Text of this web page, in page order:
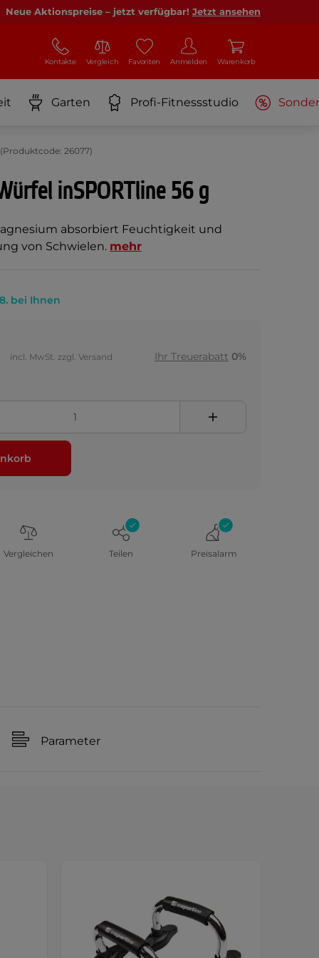
Neue Aktionspreise – jetzt verfügbar! Jetzt ansehen
Kontakte Vergleich Favoriten Anmelden Warenkorb
Garten Profi-Fitnessstudio
26077)
inSPORTline 56 g
absorbiert Feuchtigkeit und
von Schwielen. mehr
bei Ihnen
incl. MwSt. zzgl. Versand Ihr Treuerabatt 0%
Vergleichen Teilen Preisalarm
Parameter